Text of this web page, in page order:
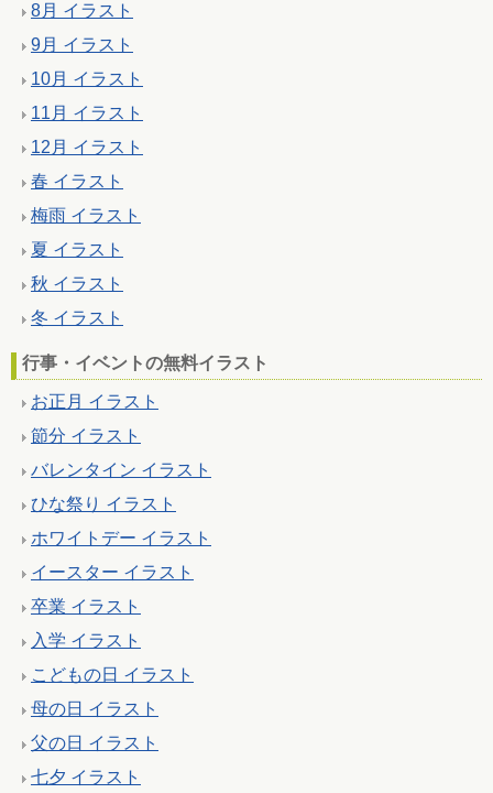
8月 イラスト
9月 イラスト
10月 イラスト
11月 イラスト
12月 イラスト
春 イラスト
梅雨 イラスト
夏 イラスト
秋 イラスト
冬 イラスト
行事・イベントの無料イラスト
お正月 イラスト
節分 イラスト
バレンタイン イラスト
ひな祭り イラスト
ホワイトデー イラスト
イースター イラスト
卒業 イラスト
入学 イラスト
こどもの日 イラスト
母の日 イラスト
父の日 イラスト
七夕 イラスト